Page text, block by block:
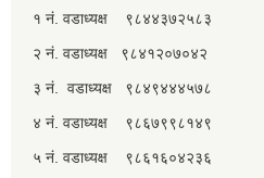
१ नं. वडाध्यक्ष ९८४४३७२५८३
२ नं. वडाध्यक्ष ९८४१२०७०४२
३ नं. वडाध्यक्ष ९८४९४४४५७८
४ नं. वडाध्यक्ष ९८६७९९८१४९
५ नं. वडाध्यक्ष ९८६१६०४२३६